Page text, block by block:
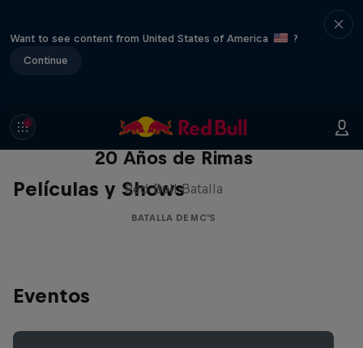
Want to see content from United States of America
?
Continue
Películas y Shows
Red Bull Batalla Nueva Historia:
20 Años de Rimas
Red Bull Batalla
BATALLA DE MC'S
Eventos